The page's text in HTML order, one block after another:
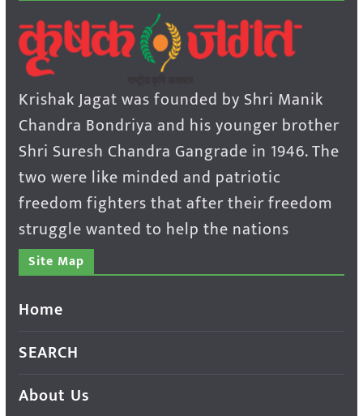
Krishak Jagat was founded by Shri Manik
Chandra Bondriya and his younger brother
Shri Suresh Chandra Gangrade in 1946. The
two were like minded and patriotic
freedom fighters that after their freedom
struggle wanted to help the nations
Site Map
Home
SEARCH
About Us